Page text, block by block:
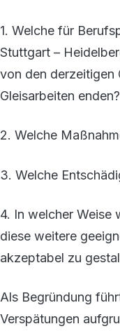
1. Welche für
Stuttgart –
von den derzeitigen
Gleisarbeiten enden?
2. Welche
3. Welche
4. In welcher Weise
diese weitere
akzeptabel zu
Als Begründung
Verspätungen